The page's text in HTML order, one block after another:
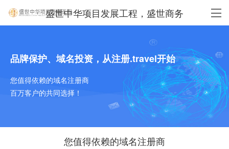
盛世中华项目发展工程，盛世商务
品牌保护、域名投资，从注册.travel开始
您值得依赖的域名注册商
百万客户的共同选择！
您值得依赖的域名注册商